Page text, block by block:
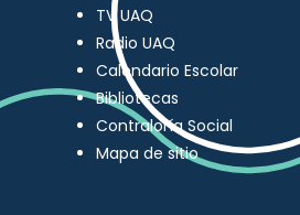
TV UAQ
Radio UAQ
Calendario Escolar
Bibliotecas
Contraloría Social
Mapa de sitio